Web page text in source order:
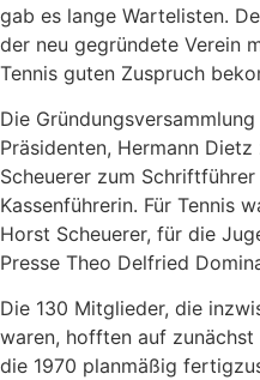
gab es lange Wartelisten.
der neu gegründete Verein
Tennis guten Zuspruch
Die
Präsidenten, Hermann
Scheuerer zum
Kassenführerin. Für Tennis
Horst Scheuerer, für die
Presse Theo Delfried
Die 130 Mitglieder, die
waren, hofften auf
die 1970 planmäßig